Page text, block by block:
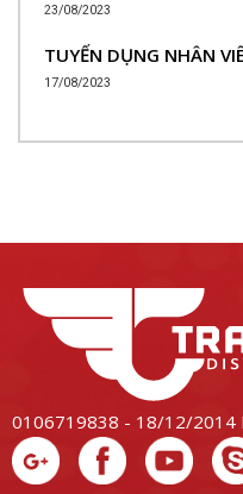
23/08/2023
TUYỂN DỤNG NHÂN
17/08/2023
0106719838 - 18/12/2014